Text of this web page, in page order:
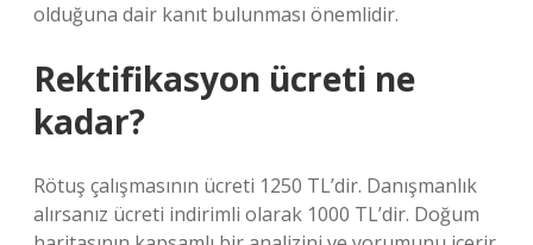
olduğuna dair kanıt bulunması önemlidir.
Rektifikasyon ücreti ne
kadar?
Rötuş çalışmasının ücreti 1250 TL’dir. Danışmanlık
alırsanız ücreti indirimli olarak 1000 TL’dir. Doğum